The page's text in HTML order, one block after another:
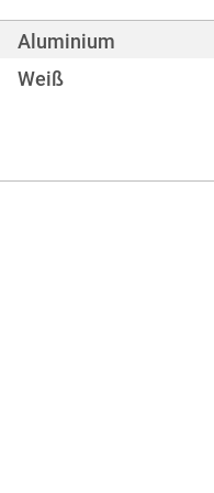
Aluminium
Weiß